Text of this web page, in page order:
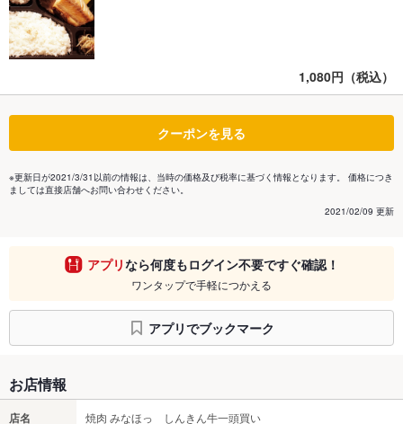
1,080円（税込）
クーポンを見る
※更新日が2021/3/31以前の情報は、当時の価格及び税率に基づく情報となります。 価格につき
ましては直接店舗へお問い合わせください。
2021/02/09 更新
アプリなら何度もログイン不要ですぐ確認！
ワンタップで手軽につかえる
アプリでブックマーク
お店情報
店名 焼肉 みなほっ しんきん牛一頭買い